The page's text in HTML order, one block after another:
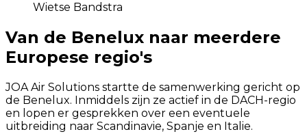
Wietse Bandstra
Van de Benelux naar meerdere
Europese regio's
JOA Air Solutions startte de samenwerking gericht op
de Benelux. Inmiddels zijn ze actief in de DACH-regio
en lopen er gesprekken over een eventuele
uitbreiding naar Scandinavie, Spanje en Italie.